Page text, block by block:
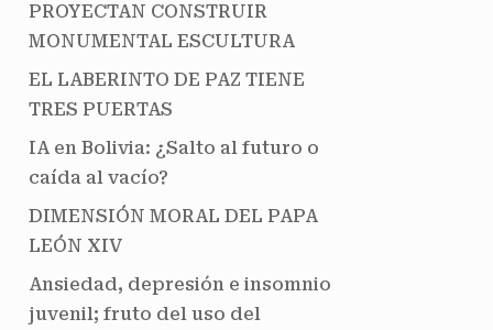
PROYECTAN CONSTRUIR
MONUMENTAL ESCULTURA
EL LABERINTO DE PAZ TIENE
TRES PUERTAS
IA en Bolivia: ¿Salto al futuro o
caída al vacío?
DIMENSIÓN MORAL DEL PAPA
LEÓN XIV
Ansiedad, depresión e insomnio
juvenil; fruto del uso del